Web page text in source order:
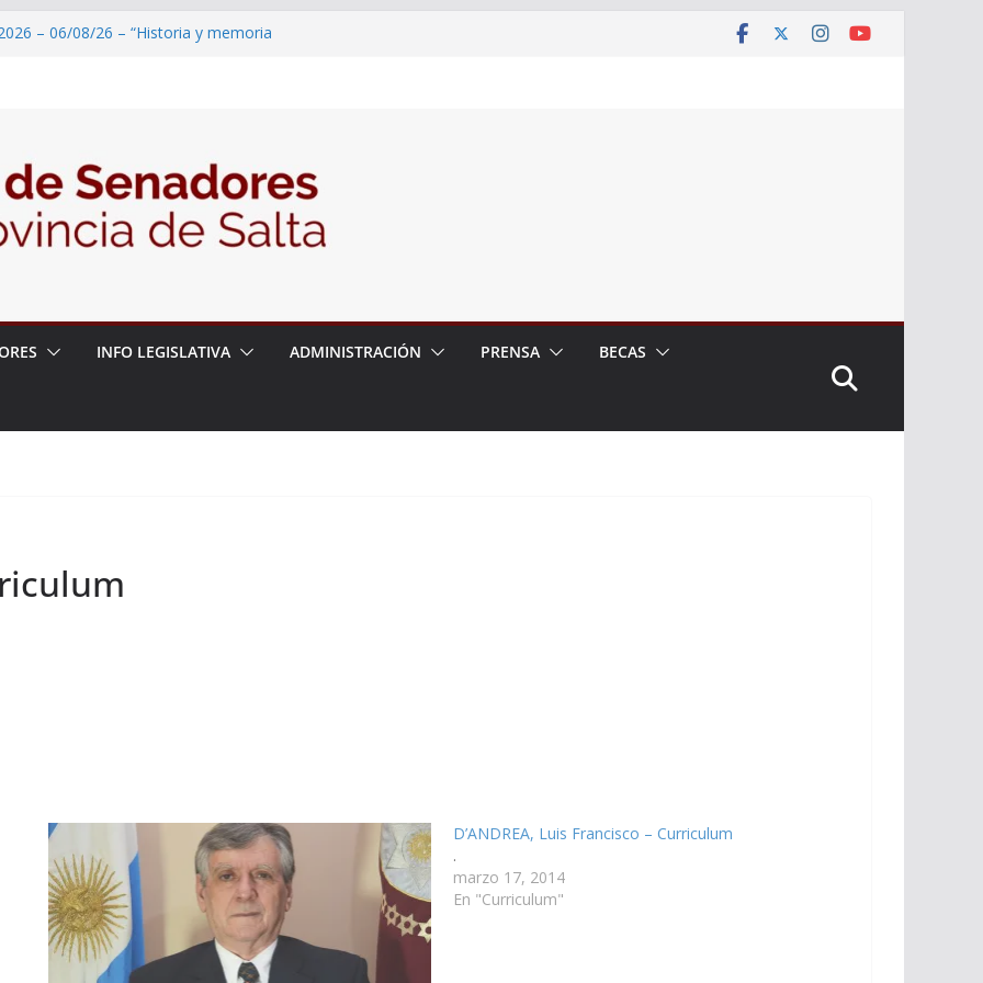
– 06/08/26 – “Historia y memoria
– 06/08/26 – Presentación del libro
del Dr. Víctor Alfredo Frías
– 06/08/26 – 82° Edición de la Expo
INFO LEGISLATIVA ADMINISTRACIÓN PRENSA BECAS
D’ANDREA, Luis Francisco – Curriculum
.
marzo 17, 2014
En "Curriculum"